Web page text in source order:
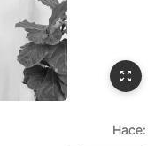
Hace: